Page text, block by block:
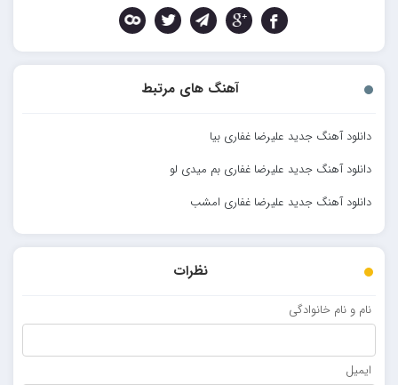
آهنگ های مرتبط
دانلود آهنگ جدید علیرضا غفاری بیا
دانلود آهنگ جدید علیرضا غفاری بم میدی لو
دانلود آهنگ جدید علیرضا غفاری امشب
نظرات
نام و نام خانوادگی
ایمیل